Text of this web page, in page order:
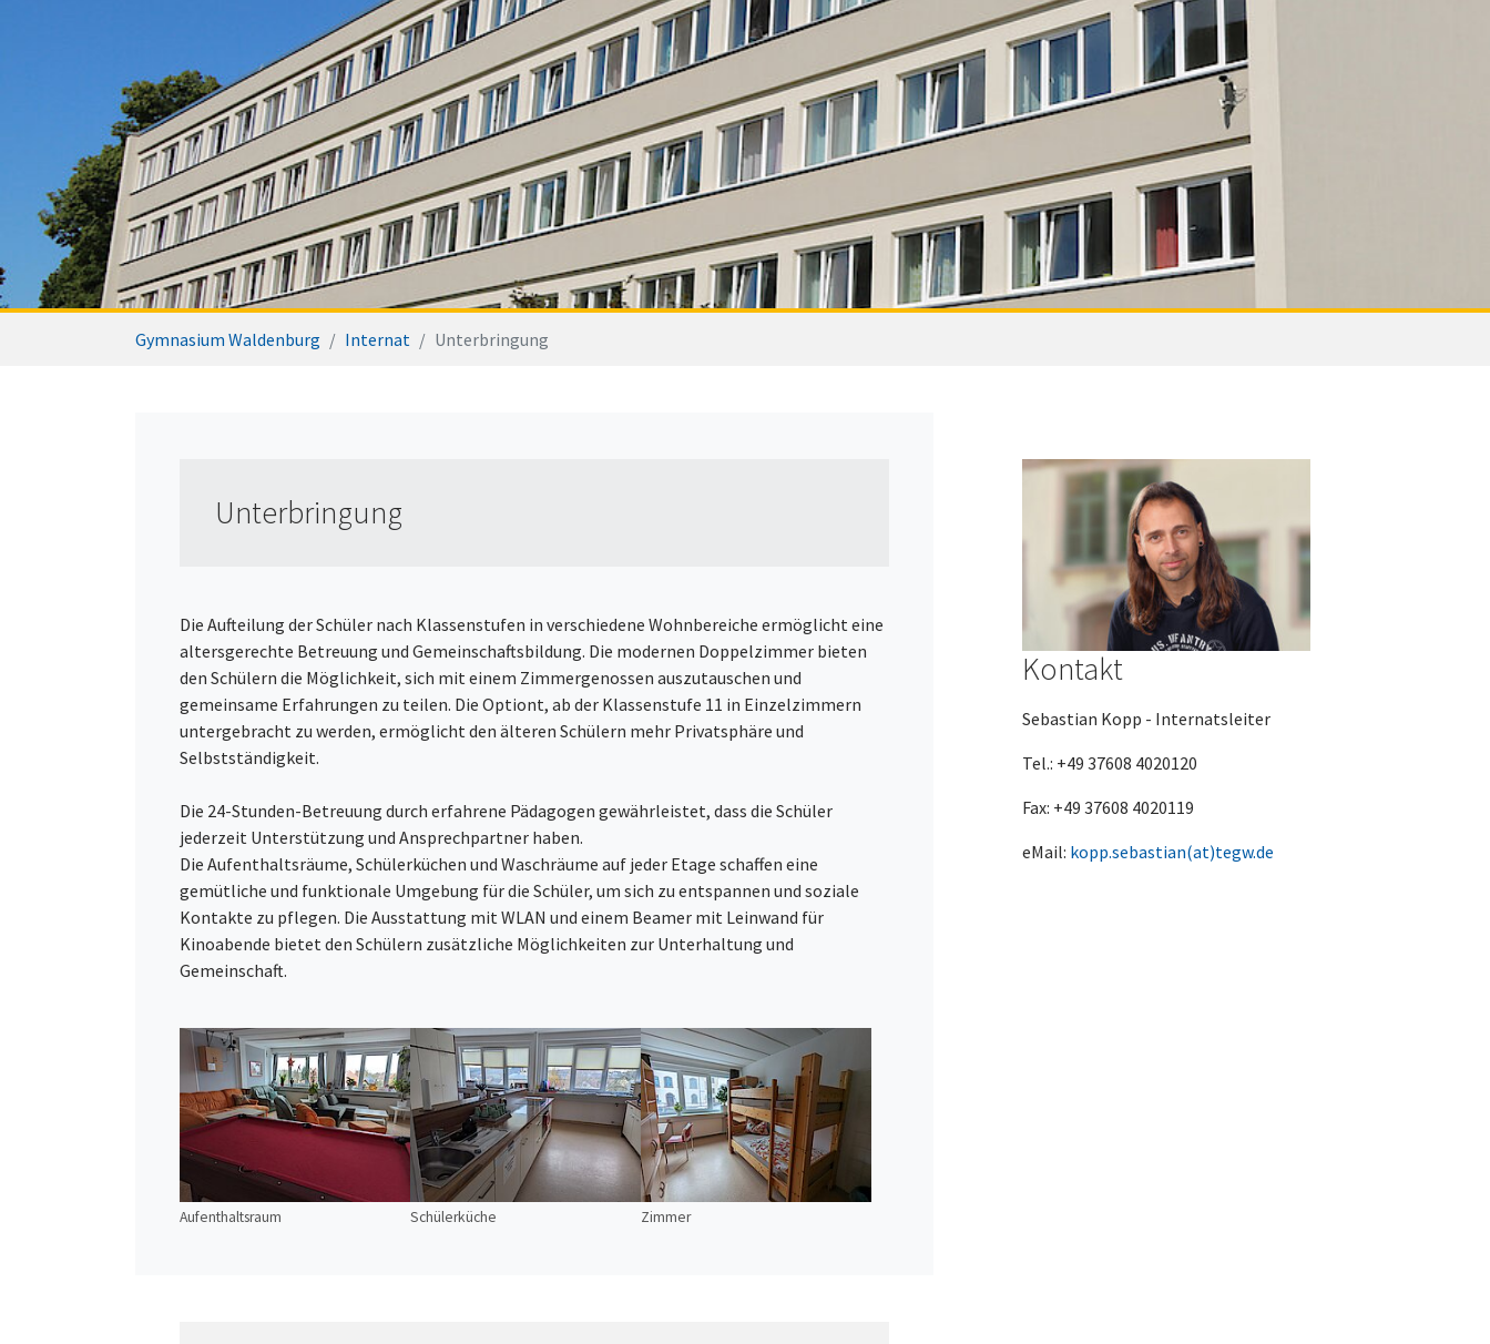
Gymnasium Waldenburg Internat Unterbringung
Aufenthaltsraum Schülerküche Zimmer
Unterbringung
Die Aufteilung der Schüler nach Klassenstufen in verschiedene Wohnbereiche ermöglicht eine
altersgerechte Betreuung und Gemeinschaftsbildung. Die modernen Doppelzimmer bieten
den Schülern die Möglichkeit, sich mit einem Zimmergenossen auszutauschen und
gemeinsame Erfahrungen zu teilen. Die Optiont, ab der Klassenstufe 11 in Einzelzimmern
untergebracht zu werden, ermöglicht den älteren Schülern mehr Privatsphäre und
Selbstständigkeit.
Die 24-Stunden-Betreuung durch erfahrene Pädagogen gewährleistet, dass die Schüler
jederzeit Unterstützung und Ansprechpartner haben.
Die Aufenthaltsräume, Schülerküchen und Waschräume auf jeder Etage schaffen eine
gemütliche und funktionale Umgebung für die Schüler, um sich zu entspannen und soziale
Kontakte zu pflegen. Die Ausstattung mit WLAN und einem Beamer mit Leinwand für
Kinoabende bietet den Schülern zusätzliche Möglichkeiten zur Unterhaltung und
Gemeinschaft.
Kontakt
Sebastian Kopp - Internatsleiter
Tel.: +49 37608 4020120
Fax: +49 37608 4020119
eMail: kopp.sebastian(at)tegw.de